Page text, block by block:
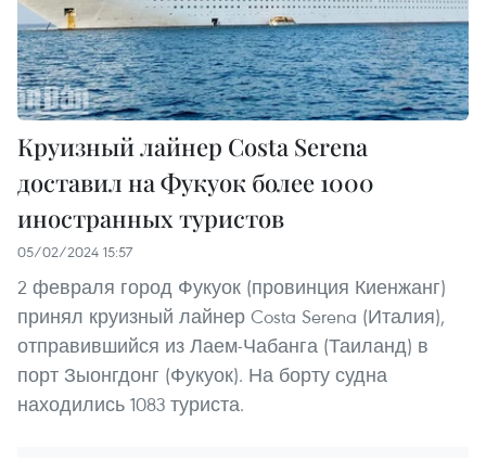
Круизный лайнер Costa Serena
доставил на Фукуок более 1000
иностранных туристов
05/02/2024 15:57
2 февраля город Фукуок (провинция Киенжанг)
принял круизный лайнер Costa Serena (Италия),
отправившийся из Лаем-Чабанга (Таиланд) в
порт Зыонгдонг (Фукуок). На борту судна
находились 1083 туриста.